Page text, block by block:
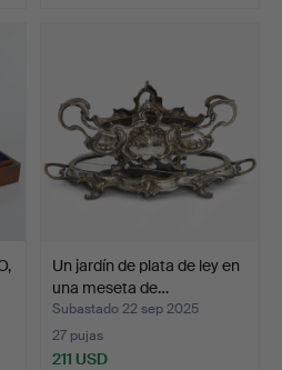
Un jardín de plata de ley en
una meseta de…
Subastado 22 sep 2025
27 pujas
211 USD